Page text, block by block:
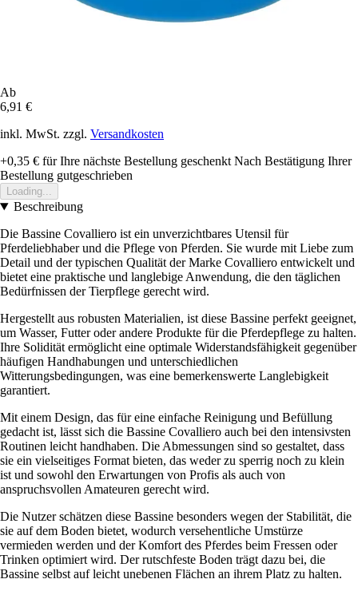
Ab
6,91 €
inkl. MwSt. zzgl. Versandkosten
+0,35 € für Ihre nächste Bestellung geschenkt Nach Bestätigung Ihrer
Bestellung gutgeschrieben
Loading...
Beschreibung
Die Bassine Covalliero ist ein unverzichtbares Utensil für
Pferdeliebhaber und die Pflege von Pferden. Sie wurde mit Liebe zum
Detail und der typischen Qualität der Marke Covalliero entwickelt und
bietet eine praktische und langlebige Anwendung, die den täglichen
Bedürfnissen der Tierpflege gerecht wird.
Hergestellt aus robusten Materialien, ist diese Bassine perfekt geeignet,
um Wasser, Futter oder andere Produkte für die Pferdepflege zu halten.
Ihre Solidität ermöglicht eine optimale Widerstandsfähigkeit gegenüber
häufigen Handhabungen und unterschiedlichen
Witterungsbedingungen, was eine bemerkenswerte Langlebigkeit
garantiert.
Mit einem Design, das für eine einfache Reinigung und Befüllung
gedacht ist, lässt sich die Bassine Covalliero auch bei den intensivsten
Routinen leicht handhaben. Die Abmessungen sind so gestaltet, dass
sie ein vielseitiges Format bieten, das weder zu sperrig noch zu klein
ist und sowohl den Erwartungen von Profis als auch von
anspruchsvollen Amateuren gerecht wird.
Die Nutzer schätzen diese Bassine besonders wegen der Stabilität, die
sie auf dem Boden bietet, wodurch versehentliche Umstürze
vermieden werden und der Komfort des Pferdes beim Fressen oder
Trinken optimiert wird. Der rutschfeste Boden trägt dazu bei, die
Bassine selbst auf leicht unebenen Flächen an ihrem Platz zu halten.